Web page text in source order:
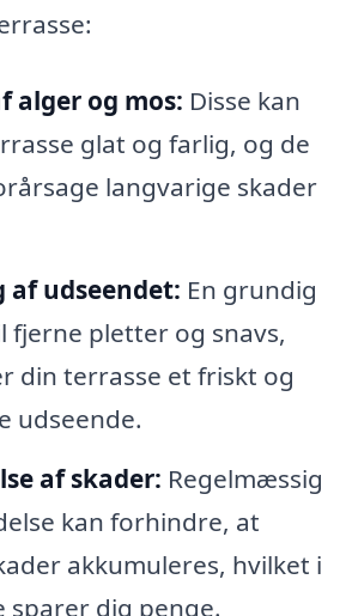
alger og mos: Disse kan
glat og farlig, og de
langvarige skader
af udseendet: En grundig
fjerne pletter og snavs,
din terrasse et friskt og
udseende.
af skader: Regelmæssig
kan forhindre, at
akkumuleres, hvilket i
sparer dig penge.